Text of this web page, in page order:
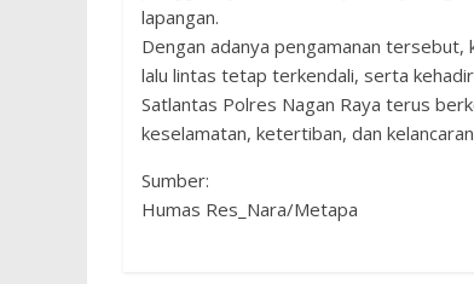
lapangan.
Dengan adanya pengamanan
lalu lintas tetap terkendali, serta
Satlantas Polres Nagan Raya terus
keselamatan, ketertiban, dan
Sumber:
‎Humas Res_Nara/Metapa